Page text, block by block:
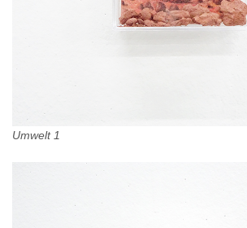
Umwelt 1